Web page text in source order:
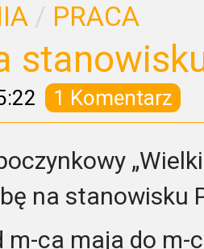
/ PRACA
1 Komentarz
na stanowisku
m-ca maja do m-